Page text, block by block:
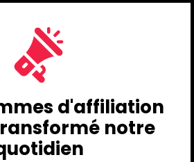
d'affiliation
notre